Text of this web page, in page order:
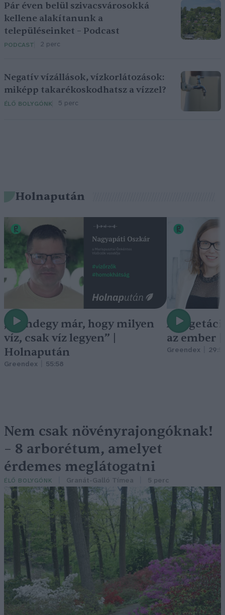
Pár éven belül szivacsvárosokká
kellene alakítanunk a
településeinket – Podcast
PODCAST 2 perc
Negatív vízállások, vízkorlátozások:
miképp takarékoskodhatsz a vízzel?
ÉLŐ BOLYGÓNK 5 perc
Holnapután
„Mindegy már, hogy milyen
víz, csak víz legyen” |
Holnapután
Greendex 55:58
A
az ember
Greendex
Nem csak növényrajongóknak!
– 8 arborétum, amelyet
érdemes meglátogatni
ÉLŐ BOLYGÓNK Granát-Galló Tímea 5 perc